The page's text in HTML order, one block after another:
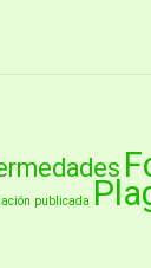
publicada